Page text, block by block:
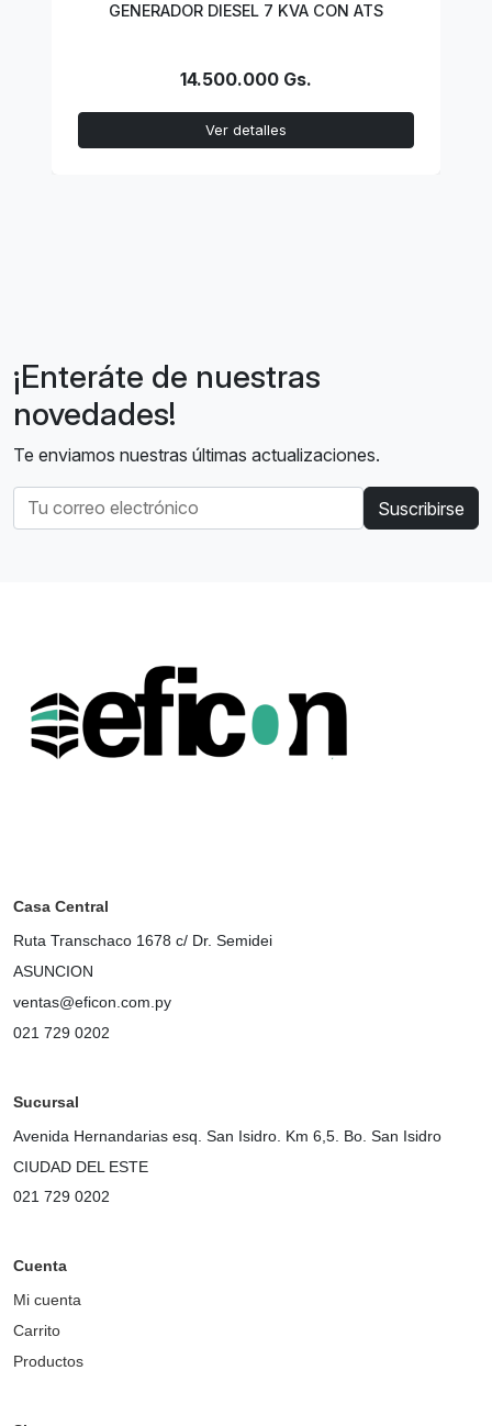
GENERADOR DIESEL 7 KVA CON ATS
14.500.000 Gs.
Ver detalles
¡Enteráte de nuestras
novedades!
Te enviamos nuestras últimas actualizaciones.
Suscribirse
Casa Central
Ruta Transchaco 1678 c/ Dr. Semidei
ASUNCION
ventas@eficon.com.py
021 729 0202
Sucursal
Avenida Hernandarias esq. San Isidro. Km 6,5. Bo. San Isidro
CIUDAD DEL ESTE
021 729 0202
Cuenta
Mi cuenta
Carrito
Productos